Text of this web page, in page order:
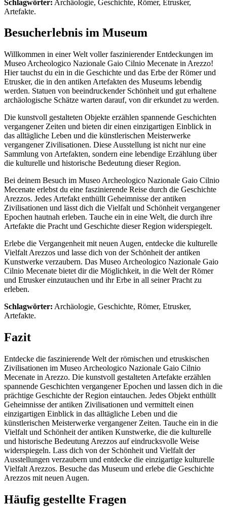
Schlagwörter: Archäologie, Geschichte, Römer, Etrusker,
Artefakte.
Besucherlebnis im Museum
Willkommen in einer Welt voller faszinierender Entdeckungen im
Museo Archeologico Nazionale Gaio Cilnio Mecenate in Arezzo!
Hier tauchst du ein in die Geschichte und das Erbe der Römer und
Etrusker, die in den antiken Artefakten des Museums lebendig
werden. Statuen von beeindruckender Schönheit und gut erhaltene
archäologische Schätze warten darauf, von dir erkundet zu werden.
Die kunstvoll gestalteten Objekte erzählen spannende Geschichten
vergangener Zeiten und bieten dir einen einzigartigen Einblick in
das alltägliche Leben und die künstlerischen Meisterwerke
vergangener Zivilisationen. Diese Ausstellung ist nicht nur eine
Sammlung von Artefakten, sondern eine lebendige Erzählung über
die kulturelle und historische Bedeutung dieser Region.
Bei deinem Besuch im Museo Archeologico Nazionale Gaio Cilnio
Mecenate erlebst du eine faszinierende Reise durch die Geschichte
Arezzos. Jedes Artefakt enthüllt Geheimnisse der antiken
Zivilisationen und lässt dich die Vielfalt und Schönheit vergangener
Epochen hautnah erleben. Tauche ein in eine Welt, die durch ihre
Artefakte die Pracht und Geschichte dieser Region widerspiegelt.
Erlebe die Vergangenheit mit neuen Augen, entdecke die kulturelle
Vielfalt Arezzos und lasse dich von der Schönheit der antiken
Kunstwerke verzaubern. Das Museo Archeologico Nazionale Gaio
Cilnio Mecenate bietet dir die Möglichkeit, in die Welt der Römer
und Etrusker einzutauchen und ihr Erbe in all seiner Pracht zu
erleben.
Schlagwörter: Archäologie, Geschichte, Römer, Etrusker,
Artefakte.
Fazit
Entdecke die faszinierende Welt der römischen und etruskischen
Zivilisationen im Museo Archeologico Nazionale Gaio Cilnio
Mecenate in Arezzo. Die kunstvoll gestalteten Artefakte erzählen
spannende Geschichten vergangener Epochen und lassen dich in die
prächtige Geschichte der Region eintauchen. Jedes Objekt enthüllt
Geheimnisse der antiken Zivilisationen und vermittelt einen
einzigartigen Einblick in das alltägliche Leben und die
künstlerischen Meisterwerke vergangener Zeiten. Tauche ein in die
Vielfalt und Schönheit der antiken Kunstwerke, die die kulturelle
und historische Bedeutung Arezzos auf eindrucksvolle Weise
widerspiegeln. Lass dich von der Schönheit und Vielfalt der
Ausstellungen verzaubern und entdecke die einzigartige kulturelle
Vielfalt Arezzos. Besuche das Museum und erlebe die Geschichte
Arezzos mit neuen Augen.
Häufig gestellte Fragen